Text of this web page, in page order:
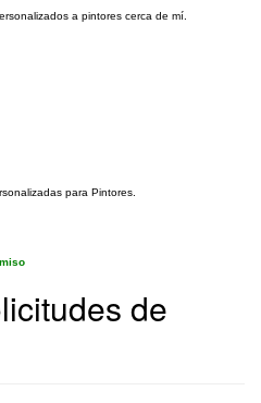
a pintores cerca de mí.
para Pintores.
de